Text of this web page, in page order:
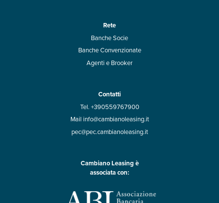
Rete
Banche Socie
Banche Convenzionate
Agenti e Brooker
Contatti
Tel. +390559767900
Mail info@cambianoleasing.it
pec@pec.cambianoleasing.it
Cambiano Leasing è
associata con: